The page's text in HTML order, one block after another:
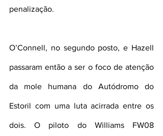
penalização.
O’Connell, no segundo posto, e Hazell
passaram então a ser o foco de atenção
da mole humana do Autódromo do
Estoril com uma luta acirrada entre os
dois. O piloto do Williams FW08